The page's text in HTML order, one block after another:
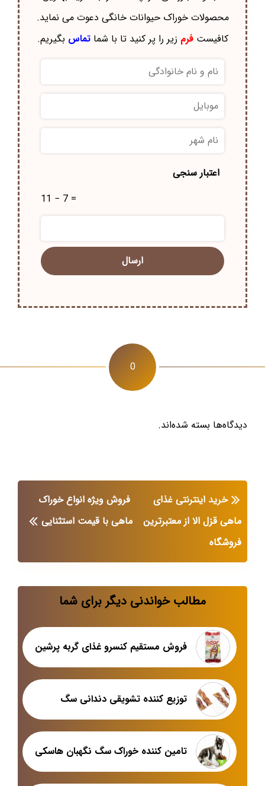
محصولات خوراک حيوانات خانگی دعوت می نماید.
کافیستفرم زیر را پر کنید تا با شماتماس بگیریم.
نام
و
خانوادگی
موبایل
نام
شهر
*
اعتبار سنجی
11 − 7 =
0
دیدگاه‌ها بسته شده‌اند.
خرید اینترنتی غذای
ماهی قزل الا از معتبرترین
فروشگاه
فروش ویژه انواع خوراک
ماهی با قیمت استثنایی
مطالب خواندنی دیگر برای شما
فروش مستقیم کنسرو غذای گربه پرشین
توزیع کننده تشویقی دندانی سگ
تامین کننده خوراک سگ نگهبان هاسکی